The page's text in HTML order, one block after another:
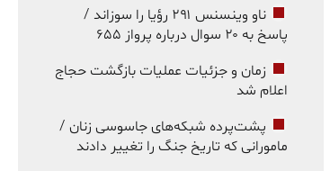
ناو وینسنس ۲۹۱ رؤیا را سوزاند /
پاسخ به ۲۰ سوال درباره پرواز ۶۵۵
زمان و جزئیات عملیات بازگشت حجاج
اعلام شد
پشت‌پرده شبکه‌های جاسوسی زنان /
مامورانی که تاریخ جنگ را تغییر دادند